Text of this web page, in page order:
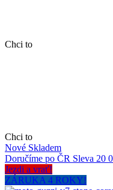
Chci to
Chci to
Nové Skladem
Doručíme po ČR Sleva 20
Jezdi a vrať!
ZÁRUKA 4 ROKY!